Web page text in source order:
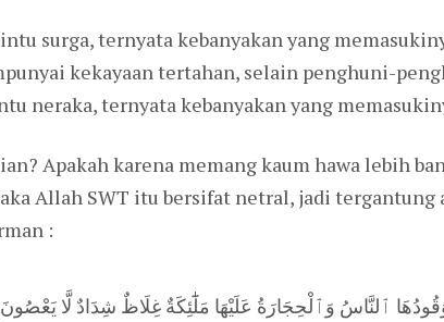
surga, ternyata kebanyakan yang
kekayaan tertahan, selain penghuni-
neraka, ternyata kebanyakan yang
Apakah karena memang kaum hawa lebih
Allah SWT itu bersifat netral, jadi tergantung
:
ٱلنَّاسُ وَٱلْحِجَارَةُ عَلَيْهَا مَلَٰٓئِكَةٌ غِلَاظٌ شِدَادٌ لَّا